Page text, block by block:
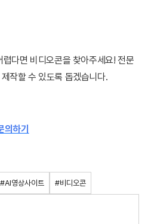
다면 비디오콘을 찾아주세요! 전문
작할 수 있도록 돕겠습니다.
하기
#AI영상사이트 #비디오콘